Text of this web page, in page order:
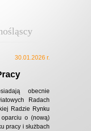
30.01.2026 r.
obecnie
Radach
Radzie Rynku
oparciu o (nową)
pracy i służbach